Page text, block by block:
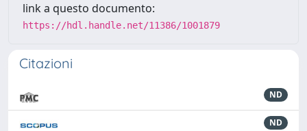
link a questo documento:
https://hdl.handle.net/11386/1001879
Citazioni
ND
ND